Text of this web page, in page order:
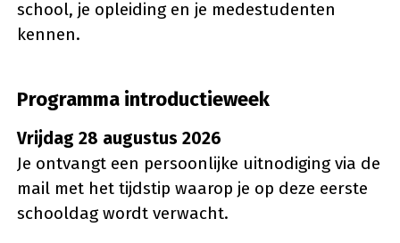
school, je opleiding en je medestudenten
kennen.
Programma introductieweek
Vrijdag 28 augustus 2026
Je ontvangt een persoonlijke uitnodiging via de
mail met het tijdstip waarop je op deze eerste
schooldag wordt verwacht.